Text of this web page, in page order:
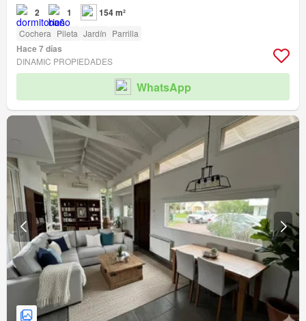
2 1 154 m²
Cochera Pileta Jardín Parrilla
Hace 7 días
DINAMIC PROPIEDADES
WhatsApp